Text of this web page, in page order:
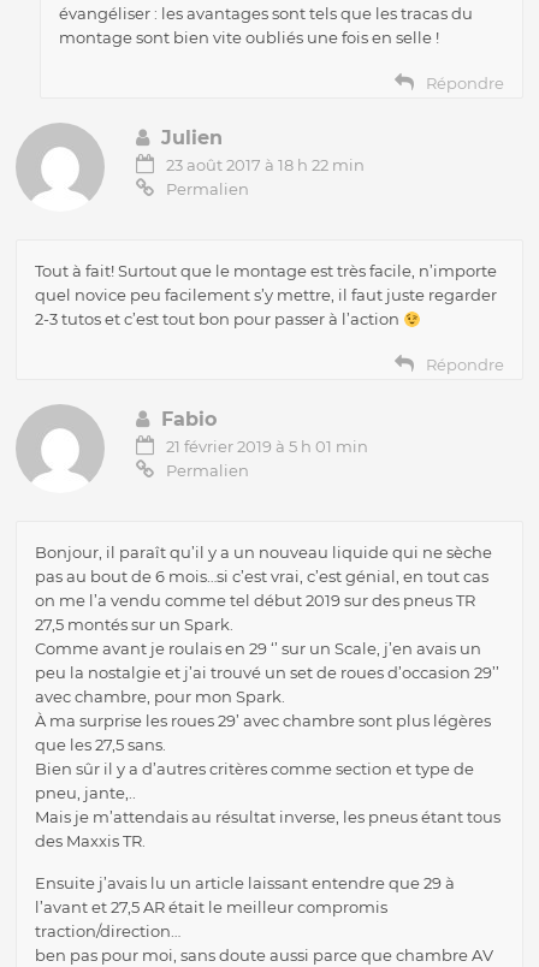
évangéliser : les avantages sont tels que les tracas du
montage sont bien vite oubliés une fois en selle !
Répondre
Julien
23 août 2017 à 18 h 22 min
Permalien
Tout à fait! Surtout que le montage est très facile, n’importe
quel novice peu facilement s’y mettre, il faut juste regarder
2-3 tutos et c’est tout bon pour passer à l’action
Répondre
Fabio
21 février 2019 à 5 h 01 min
Permalien
Bonjour, il paraît qu’il y a un nouveau liquide qui ne sèche
pas au bout de 6 mois…si c’est vrai, c’est génial, en tout cas
on me l’a vendu comme tel début 2019 sur des pneus TR
27,5 montés sur un Spark.
Comme avant je roulais en 29 ‘’ sur un Scale, j’en avais un
peu la nostalgie et j’ai trouvé un set de roues d’occasion 29’’
avec chambre, pour mon Spark.
À ma surprise les roues 29’ avec chambre sont plus légères
que les 27,5 sans.
Bien sûr il y a d’autres critères comme section et type de
pneu, jante,..
Mais je m’attendais au résultat inverse, les pneus étant tous
des Maxxis TR.
Ensuite j’avais lu un article laissant entendre que 29 à
l’avant et 27,5 AR était le meilleur compromis
traction/direction…
ben pas pour moi, sans doute aussi parce que chambre AV